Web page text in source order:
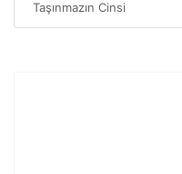
Taşınmazın Cinsi